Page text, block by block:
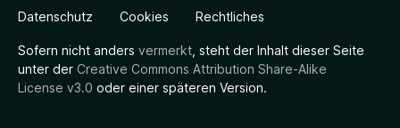
Datenschutz Cookies Rechtliches
Sofern nicht anders vermerkt , steht der Inhalt dieser Seite
unter der Creative Commons Attribution Share-Alike
License v3.0 oder einer späteren Version.